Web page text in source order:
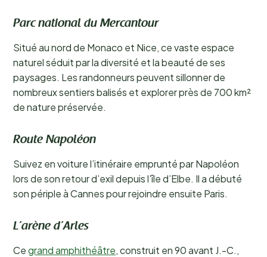
Parc national du Mercantour
Situé au nord de Monaco et Nice, ce vaste espace
naturel séduit par la diversité et la beauté de ses
paysages. Les randonneurs peuvent sillonner de
nombreux sentiers balisés et explorer près de 700 km²
de nature préservée.
Route Napoléon
Suivez en voiture l’itinéraire emprunté par Napoléon
lors de son retour d’exil depuis l’île d’Elbe. Il a débuté
son périple à Cannes pour rejoindre ensuite Paris.
L’arène d’Arles
Cegrand amphithéâtre, construit en 90 avant J.-C.,